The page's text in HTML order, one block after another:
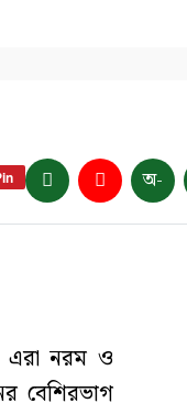
অ-
এরা নরম ও
বেশিরভাগ